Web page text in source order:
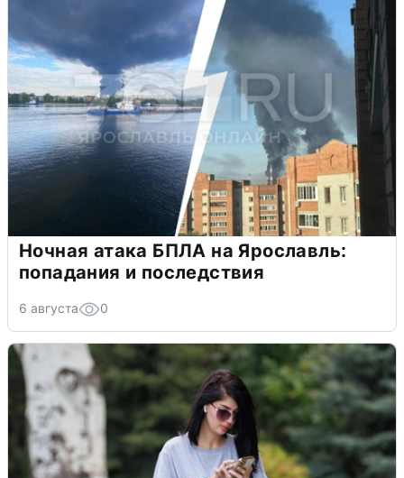
Ночная атака БПЛА на Ярославль:
попадания и последствия
6 августа 0